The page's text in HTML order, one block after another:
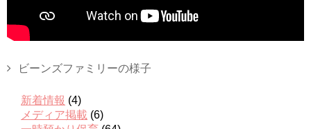
ビーンズファミリーの様子
新着情報 (4)
メディア掲載 (6)